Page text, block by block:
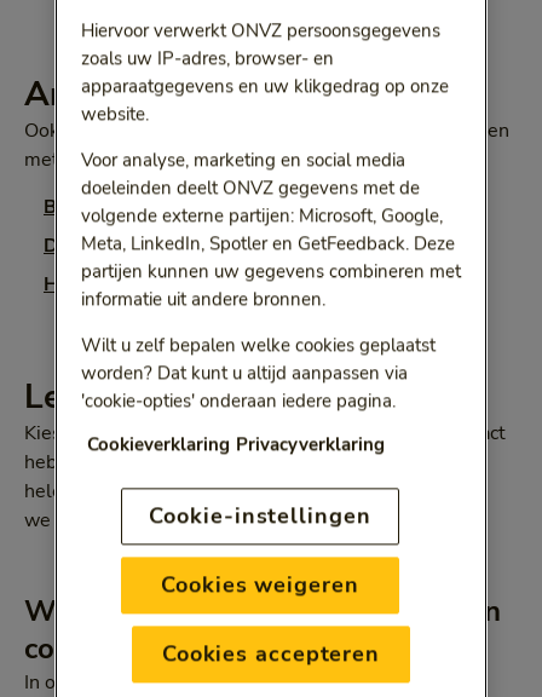
Andere vergoedingen
Ook andere hulpmiddelen kunnen helpen bij problemen
met zien:
Brillenglazen en lenzen bij medische indicatie
Daisyspelers
Hulphonden(blindengeleidehond)
Leverancier zonder contract
Kiest u voor een leverancier waarmee wij geen contract
hebben? Dan vergoeden wij uw hulpmiddel niet
helemaal. In onzemaximale vergoedingenstaat wat
we vergoeden.
Wilt u naar een leverancier met een
contract?
In onze Zorgzoekerkunt u nakijken of uw leverancier
Hiervoor verwerkt ONVZ persoonsgegevens
zoals uw IP-adres, browser- en
apparaatgegevens en uw klikgedrag op onze
website.
Voor analyse, marketing en social media
doeleinden deelt ONVZ gegevens met de
volgende externe partijen: Microsoft, Google,
Meta, LinkedIn, Spotler en GetFeedback. Deze
partijen kunnen uw gegevens combineren met
informatie uit andere bronnen.
Wilt u zelf bepalen welke cookies geplaatst
worden? Dat kunt u altijd aanpassen via
'cookie-opties' onderaan iedere pagina.
Cookieverklaring Privacyverklaring
Cookie-instellingen
Cookies weigeren
Cookies accepteren